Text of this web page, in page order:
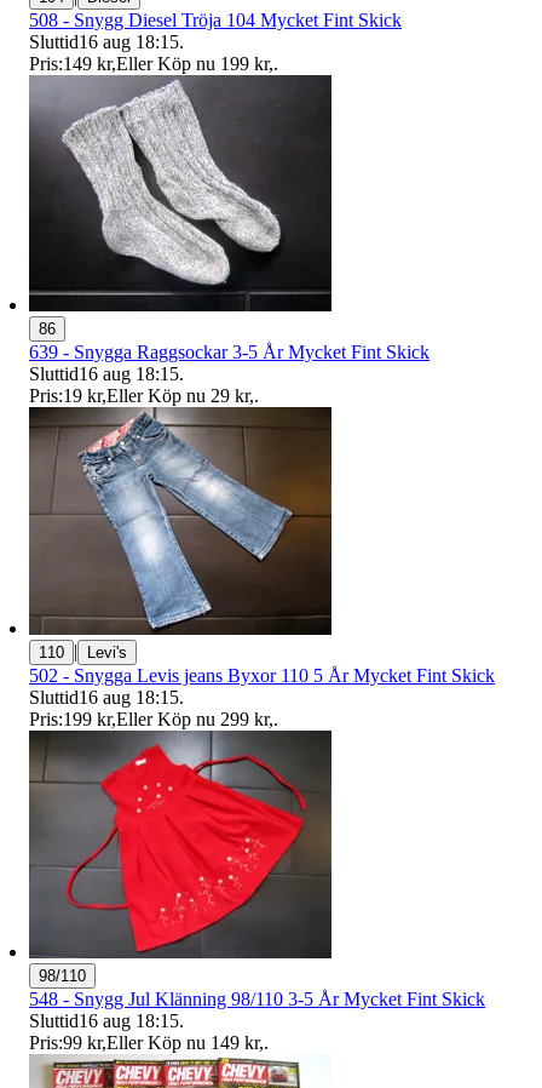
508 - Snygg Diesel Tröja 104 Mycket Fint Skick
Sluttid16 aug 18:15.
Pris:149 kr,Eller Köp nu 199 kr,.
86
639 - Snygga Raggsockar 3-5 År Mycket Fint Skick
Sluttid16 aug 18:15.
Pris:19 kr,Eller Köp nu 29 kr,.
110 | Levi's
502 - Snygga Levis jeans Byxor 110 5 År Mycket Fint Skick
Sluttid16 aug 18:15.
Pris:199 kr,Eller Köp nu 299 kr,.
98/110
548 - Snygg Jul Klänning 98/110 3-5 År Mycket Fint Skick
Sluttid16 aug 18:15.
Pris:99 kr,Eller Köp nu 149 kr,.